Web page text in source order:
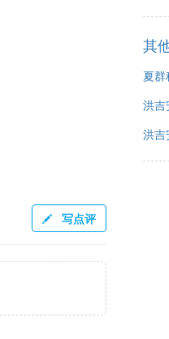
写点评
其
夏群
洪吉
洪吉